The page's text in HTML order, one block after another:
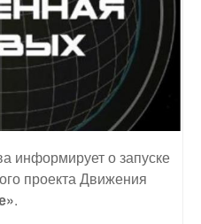
информирует о запуске
проекта Движения
.